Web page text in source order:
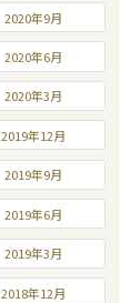
2020年9月
2020年6月
2020年3月
2019年12月
2019年9月
2019年6月
2019年3月
2018年12月